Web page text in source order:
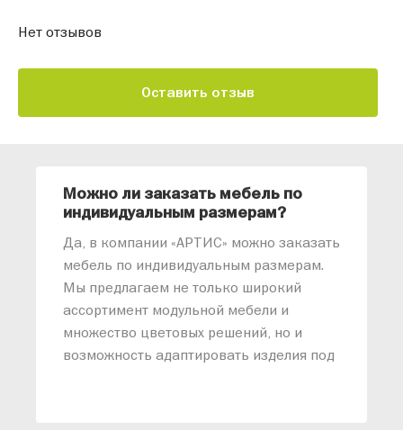
Нет отзывов
Оставить отзыв
Можно ли заказать мебель по
индивидуальным размерам?
Да, в компании «АРТИС» можно заказать
мебель по индивидуальным размерам.
Мы предлагаем не только широкий
ассортимент модульной мебели и
множество цветовых решений, но и
возможность адаптировать изделия под